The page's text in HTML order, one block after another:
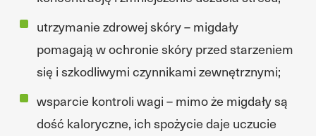
utrzymanie zdrowej skóry – migdały
pomagają w ochronie skóry przed starzeniem
się i szkodliwymi czynnikami zewnętrznymi;
wsparcie kontroli wagi – mimo że migdały są
dość kaloryczne, ich spożycie daje uczucie